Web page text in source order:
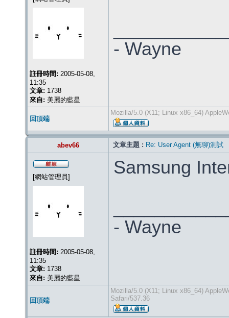
註冊時間: 2005-05-08,
11:35
文章: 1738
來自: 美麗的藍星
- Wayne
回頂端
Mozilla/5.0 (X11; Linux x86_64)
abev66 文章主題 : Re: User Agent (無聊)測試
[網站管理員]
註冊時間: 2005-05-08,
11:35
文章: 1738
來自: 美麗的藍星
Samsung
- Wayne
回頂端
Mozilla/5.0 (X11; Linux x86_64)
Safari/537.36